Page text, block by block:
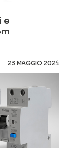
e
23 MAGGIO 2024